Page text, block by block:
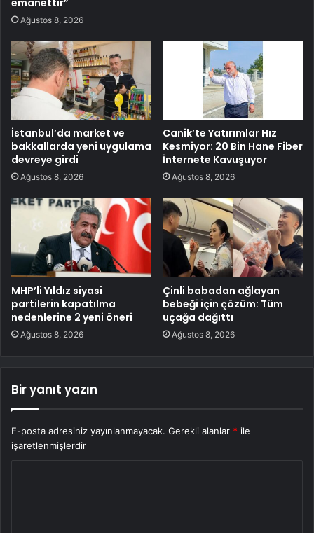
Ağustos 8, 2026
İstanbul’da market ve
bakkallarda yeni uygulama
devreye girdi
Ağustos 8, 2026
Canik’te Yatırımlar Hız
Kesmiyor: 20 Bin Hane Fiber
İnternete Kavuşuyor
Ağustos 8, 2026
MHP’li Yıldız siyasi
partilerin kapatılma
nedenlerine 2 yeni öneri
Ağustos 8, 2026
Çinli babadan ağlayan
bebeği için çözüm: Tüm
uçağa dağıttı
Ağustos 8, 2026
Bir yanıt yazın
E-posta adresiniz yayınlanmayacak. Gerekli alanlar * ile
işaretlenmişlerdir